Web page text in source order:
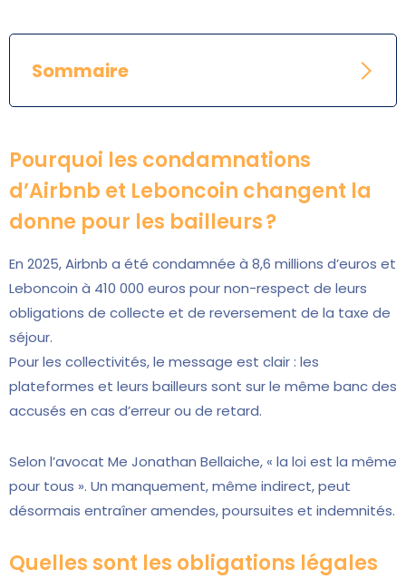
Sommaire
Pourquoi les condamnations
d’Airbnb et Leboncoin changent la
donne pour les bailleurs ?
En 2025, Airbnb a été condamnée à 8,6 millions d’euros et
Leboncoin à 410 000 euros pour non-respect de leurs
obligations de collecte et de reversement de la taxe de
séjour.
Pour les collectivités, le message est clair : les
plateformes et leurs bailleurs sont sur le même banc des
accusés en cas d’erreur ou de retard.
Selon l’avocat Me Jonathan Bellaiche, « la loi est la même
pour tous ». Un manquement, même indirect, peut
désormais entraîner amendes, poursuites et indemnités.
Quelles sont les obligations légales